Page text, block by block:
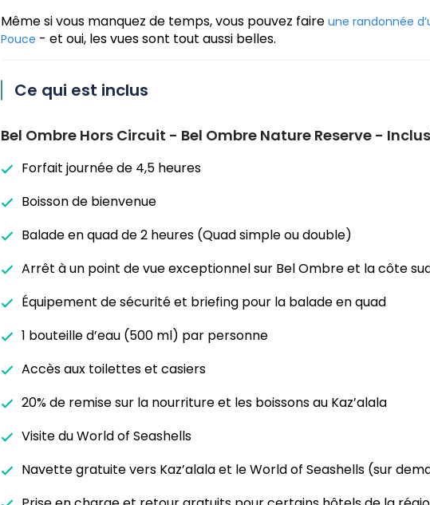
Même si vous manquez de temps, vous pouvez faire une randonnée
Pouce - et oui, les vues sont tout aussi belles.
Ce qui est inclus
Bel Ombre Hors Circuit - Bel Ombre Nature Reserve -
Forfait journée de 4,5 heures
Boisson de bienvenue
Balade en quad de 2 heures (Quad simple ou double)
Arrêt à un point de vue exceptionnel sur Bel Ombre et la côte
Équipement de sécurité et briefing pour la balade en quad
1 bouteille d’eau (500 ml) par personne
Accès aux toilettes et casiers
20% de remise sur la nourriture et les boissons au Kaz’alala
Visite du World of Seashells
Navette gratuite vers Kaz’alala et le World of Seashells (sur